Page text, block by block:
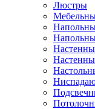
Люстры